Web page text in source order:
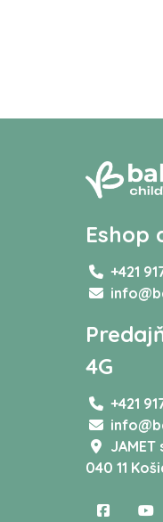
Eshop
+421
4G
+421
JAMET
040 11